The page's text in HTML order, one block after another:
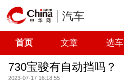
汽车
首页 文章 选车
730宝骏有自动挡吗？
2023-07-17 16:18:55